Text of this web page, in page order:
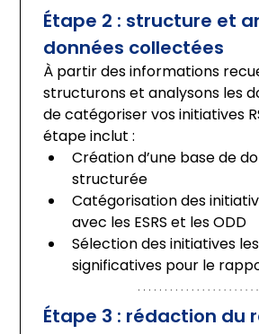
Étape 2 : structure et
données collectées
À partir des informations
structurons et analysons les
de catégoriser vos initiatives
étape inclut :
Création d’une base de
structurée
Catégorisation des
avec les ESRS et les ODD
Sélection des initiatives
significatives pour le
Étape 3 : rédaction du